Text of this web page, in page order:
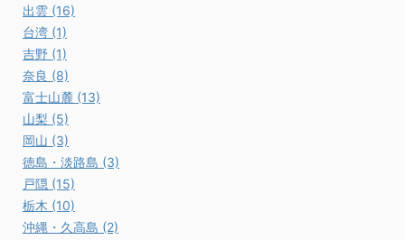
出雲 (16)
台湾 (1)
吉野 (1)
奈良 (8)
富士山麓 (13)
山梨 (5)
岡山 (3)
徳島・淡路島 (3)
戸隠 (15)
栃木 (10)
沖縄・久高島 (2)